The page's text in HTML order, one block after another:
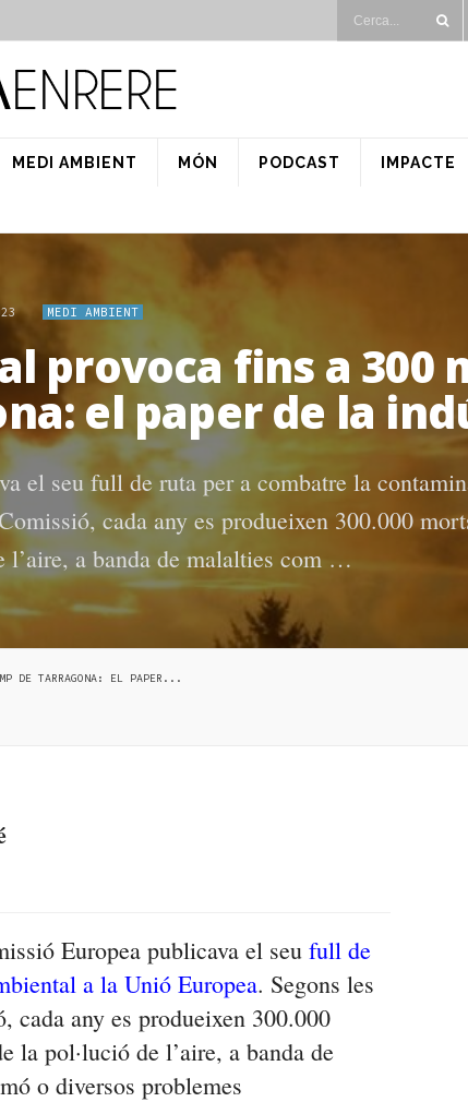
MEDI AMBIENT MÓN PODCAST IMPACTE
MEDI AMBIENT
provoca fins a 300
el paper de la
el seu full de ruta per a combatre la
cada any es produeixen 300.000
l’aire, a banda de malalties com …
DE TARRAGONA: EL PAPER...
Europea publicava el seu full de
a la Unió Europea. Segons les
cada any es produeixen 300.000
la pol·lució de l’aire, a banda de
o diversos problemes